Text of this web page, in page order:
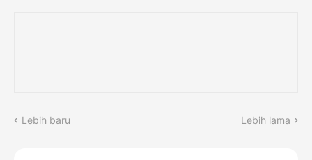
Lebih baru Lebih lama